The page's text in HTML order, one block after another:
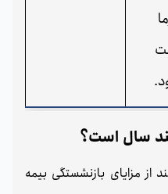
سال است؟
از مزایای بازنشستگی بیمه